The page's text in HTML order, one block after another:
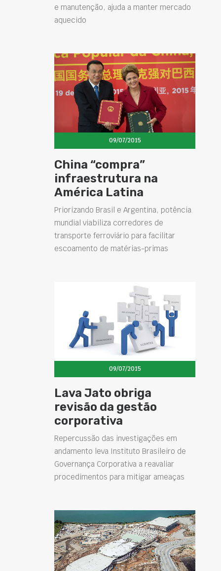
e manutenção, ajuda a manter mercado
aquecido
09/07/2015
China “compra”
infraestrutura na
América Latina
Priorizando Brasil e Argentina, potência
mundial viabiliza corredores de
transporte ferroviário para facilitar
escoamento de matérias-primas
09/07/2015
Lava Jato obriga
revisão da gestão
corporativa
Repercussão das investigações em
andamento leva Instituto Brasileiro de
Governança Corporativa a reavaliar
procedimentos para mitigar ameaças